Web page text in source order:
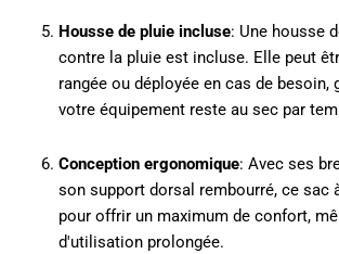
Housse de pluie incluse: Une housse
contre la pluie est incluse. Elle peut
rangée ou déployée en cas de besoin,
votre équipement reste au sec par
Conception ergonomique: Avec ses
son support dorsal rembourré, ce sac
pour offrir un maximum de confort,
d'utilisation prolongée.